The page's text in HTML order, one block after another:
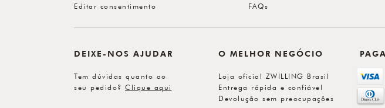
Editar consentimento FAQs
DEIXE-NOS AJUDAR
Tem dúvidas quanto ao
seu pedido? Clique aqui
O MELHOR NEGÓCIO
Loja oficial ZWILLING Brasil
Entrega rápida e confiável
Devolução sem preocupações